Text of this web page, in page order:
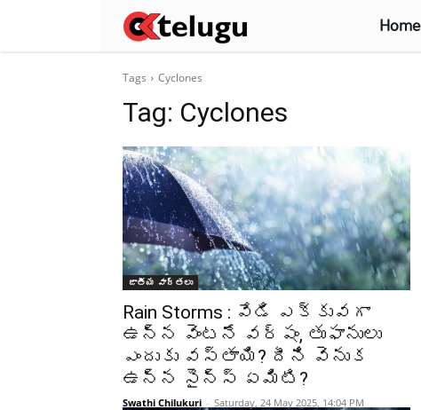
Home
Tags Cyclones
Tag: Cyclones
జాతీయ వార్తలు
Rain Storms : వేడి ఎక్కువగా
ఉన్న వెంటనే వర్షం, తుఫానులు
ఎందుకు వస్తాయి? దీని వెనుక
ఉన్న సైన్స్ ఏమిటి?
Swathi Chilukuri - Saturday, 24 May 2025, 14:04 PM